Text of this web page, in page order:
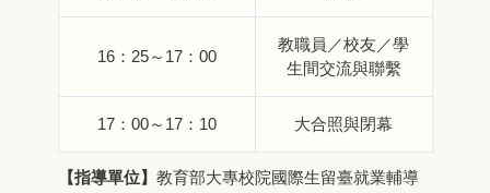
16：25～17：00
教職員／校友／學
生間交流與聯繫
17：00～17：10 大合照與閉幕
【指導單位】 教育部大專校院國際生留臺就業輔導